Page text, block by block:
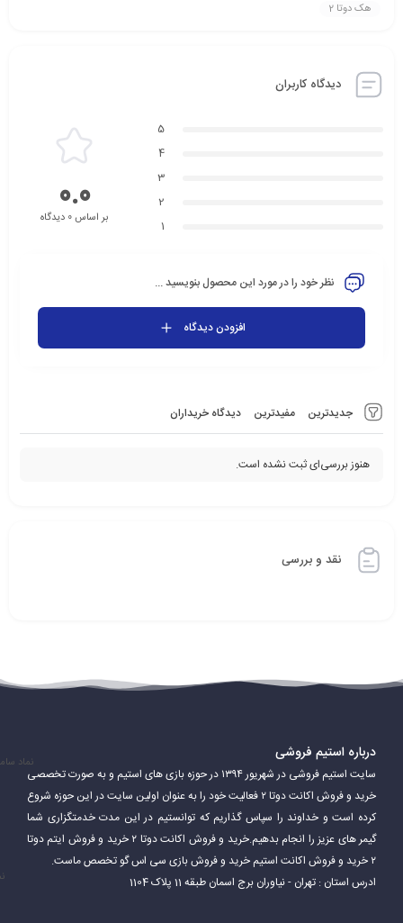
هک دوتا 2
دیدگاه کاربران
جدیدترین مفیدترین دیدگاه خریداران
هنوز بررسی‌ای ثبت نشده است.
5
4
3
2
1
0.0بر اساس 0 دیدگاه
نظر خود را در مورد این محصول بنویسید ...
افزودن دیدگاه
نقد و بررسی
درباره استیم فروشی
سایت استیم فروشی در شهریور ۱۳۹۴ در حوزه بازی های استیم و به صورت تخصصی
خرید و فروش اکانت دوتا ۲ فعالیت خود را به عنوان اولین سایت در این حوزه شروع
کرده است و خداوند را سپاس گذاریم که توانستیم در این مدت خدمتگزاری شما
گیمر های عزیز را انجام بدهیم.خرید و فروش اکانت دوتا ۲ خرید و فروش ایتم دوتا
۲ خرید و فروش اکانت استیم خرید و فروش بازی سی اس گو تخصص ماست.
ادرس استان : تهران - نیاوران برج اسمان طبقه 11 پلاک 1104
نماد